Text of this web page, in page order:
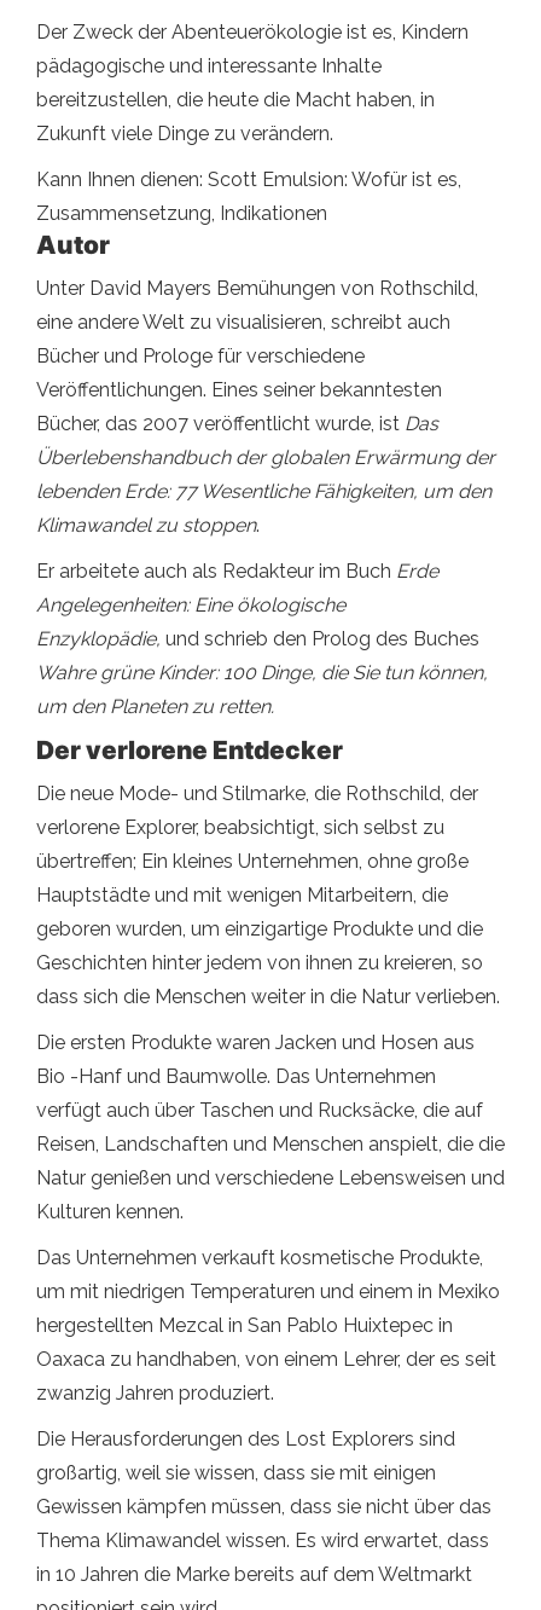
Der Zweck der Abenteuerökologie ist es, Kindern
pädagogische und interessante Inhalte
bereitzustellen, die heute die Macht haben, in
Zukunft viele Dinge zu verändern.
Kann Ihnen dienen: Scott Emulsion: Wofür ist es,
Zusammensetzung, Indikationen
Autor
Unter David Mayers Bemühungen von Rothschild,
eine andere Welt zu visualisieren, schreibt auch
Bücher und Prologe für verschiedene
Veröffentlichungen. Eines seiner bekanntesten
Bücher, das 2007 veröffentlicht wurde, ist Das
Überlebenshandbuch der globalen Erwärmung der
lebenden Erde: 77 Wesentliche Fähigkeiten, um den
Klimawandel zu stoppen.
Er arbeitete auch als Redakteur im Buch Erde
Angelegenheiten: Eine ökologische
Enzyklopädie, und schrieb den Prolog des Buches
Wahre grüne Kinder: 100 Dinge, die Sie tun können,
um den Planeten zu retten.
Der verlorene Entdecker
Die neue Mode- und Stilmarke, die Rothschild, der
verlorene Explorer, beabsichtigt, sich selbst zu
übertreffen; Ein kleines Unternehmen, ohne große
Hauptstädte und mit wenigen Mitarbeitern, die
geboren wurden, um einzigartige Produkte und die
Geschichten hinter jedem von ihnen zu kreieren, so
dass sich die Menschen weiter in die Natur verlieben.
Die ersten Produkte waren Jacken und Hosen aus
Bio -Hanf und Baumwolle. Das Unternehmen
verfügt auch über Taschen und Rucksäcke, die auf
Reisen, Landschaften und Menschen anspielt, die die
Natur genießen und verschiedene Lebensweisen und
Kulturen kennen.
Das Unternehmen verkauft kosmetische Produkte,
um mit niedrigen Temperaturen und einem in Mexiko
hergestellten Mezcal in San Pablo Huixtepec in
Oaxaca zu handhaben, von einem Lehrer, der es seit
zwanzig Jahren produziert.
Die Herausforderungen des Lost Explorers sind
großartig, weil sie wissen, dass sie mit einigen
Gewissen kämpfen müssen, dass sie nicht über das
Thema Klimawandel wissen. Es wird erwartet, dass
in 10 Jahren die Marke bereits auf dem Weltmarkt